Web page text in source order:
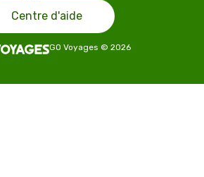
Centre d'aide
GO Voyages © 2026